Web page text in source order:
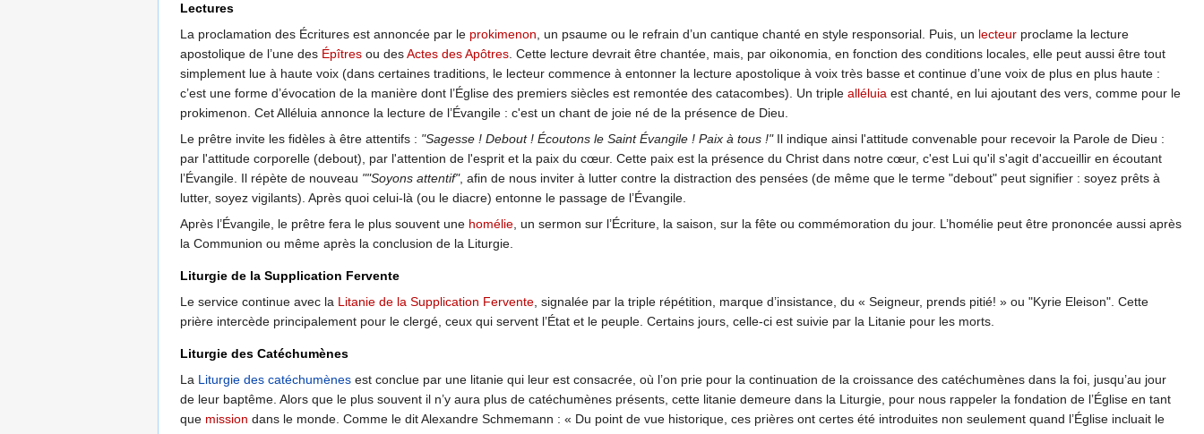
Lectures
La proclamation des Écritures est annoncée par le prokimenon , un psaume ou le refrain d’un cantique chanté en style responsorial. Puis, un lecteur proclame la lecture
apostolique de l’une des Épîtres ou desActes des Apôtres . Cette lecture devrait être chantée, mais, par oikonomia, en fonction des conditions locales, elle peut aussi être tout
simplement lue à haute voix (dans certaines traditions, le lecteur commence à entonner la lecture apostolique à voix très basse et continue d’une voix de plus en plus haute :
c’est une forme d’évocation de la manière dont l’Église des premiers siècles est remontée des catacombes). Un triple alléluia est chanté, en lui ajoutant des vers, comme pour le
prokimenon. Cet Alléluia annonce la lecture de l’Évangile : c'est un chant de joie né de la présence de Dieu.
Le prêtre invite les fidèles à être attentifs : "Sagesse ! Debout ! Écoutons le Saint Évangile ! Paix à tous !"Il indique ainsi l'attitude convenable pour recevoir la Parole de Dieu :
par l'attitude corporelle (debout), par l'attention de l'esprit et la paix du cœur. Cette paix est la présence du Christ dans notre cœur, c'est Lui qu'il s'agit d'accueillir en écoutant
l’Évangile. Il répète de nouveau ""Soyons attentif", afin de nous inviter à lutter contre la distraction des pensées (de même que le terme "debout" peut signifier : soyez prêts à
lutter, soyez vigilants). Après quoi celui-là (ou le diacre) entonne le passage de l’Évangile.
Après l’Évangile, le prêtre fera le plus souvent une homélie , un sermon sur l’Écriture, la saison, sur la fête ou commémoration du jour. L’homélie peut être prononcée aussi après
la Communion ou même après la conclusion de la Liturgie.
Liturgie de la Supplication Fervente
Le service continue avec la Litanie de la Supplication Fervente , signalée par la triple répétition, marque d’insistance, du « Seigneur, prends pitié! » ou "Kyrie Eleison". Cette
prière intercède principalement pour le clergé, ceux qui servent l’État et le peuple. Certains jours, celle-ci est suivie par la Litanie pour les morts.
Liturgie des Catéchumènes
La Liturgie des catéchumènes est conclue par une litanie qui leur est consacrée, où l’on prie pour la continuation de la croissance des catéchumènes dans la foi, jusqu’au jour
de leur baptême. Alors que le plus souvent il n’y aura plus de catéchumènes présents, cette litanie demeure dans la Liturgie, pour nous rappeler la fondation de l’Église en tant
que mission dans le monde. Comme le dit Alexandre Schmemann : « Du point de vue historique, ces prières ont certes été introduites non seulement quand l’Église incluait le